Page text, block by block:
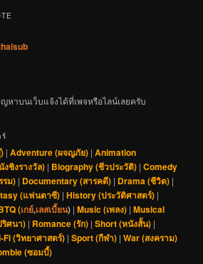
หาบนเว็บแจ้งได้ที่เพจหรือไลน์เลยครับ
|Adventure (ผจญภัย) |Animation
ชิงรางวัล) | Biography (ชีวประวัติ) |Comedy
รม) | Documentary (สารคดี) | Drama (ชีวิต) |
(แฟนตาซี) |History (ประวัติศาสตร์) |
(เกย์,เลสเบี้ยน) |Music (เพลง) |Musical
ศนา) | Romance (รัก) |Short (หนังสั้น) |
Fi (วิทยาศาสตร์) |Sport (กีฬา) |War (สงคราม)
(ซอมบี้)